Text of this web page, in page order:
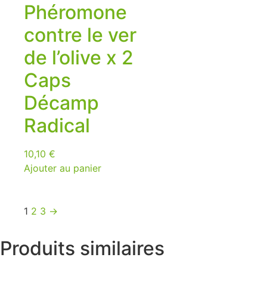
Phéromone
contre le ver
de l’olive x 2
Caps
Décamp
Radical
10,10 €
Ajouter au panier
1 2 3 →
Produits similaires